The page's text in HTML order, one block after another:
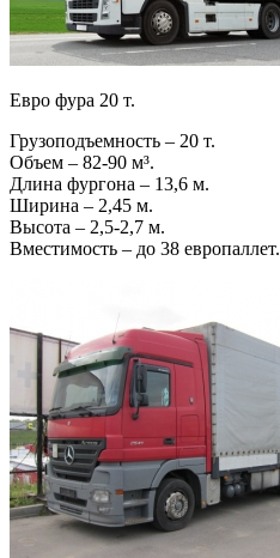
Евро фура 20 т.
Грузоподъемность – 20 т.
Объем – 82-90 м³.
Длина фургона – 13,6 м.
Ширина – 2,45 м.
Высота – 2,5-2,7 м.
Вместимость – до 38 европаллет.